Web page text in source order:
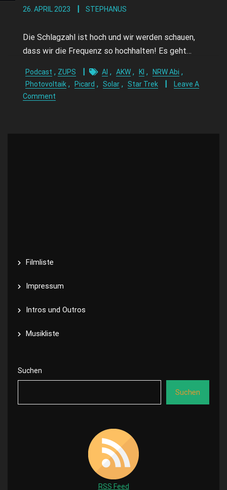
26. APRIL 2023 STEPHANUS
Die Schlagzahl ist hoch und wir werden schauen,
dass wir die Frequenz so hochhalten! Es geht…
Podcast , ZUPS AI , AKW , KI , NRW Abi ,
Photovoltaik , Picard , Solar , Star Trek
Leave A
Comment
Filmliste
Impressum
Intros und Outros
Musikliste
Suchen
Suchen
RSS Feed